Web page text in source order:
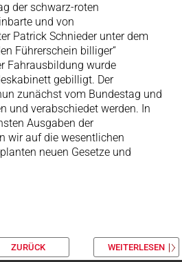
der schwarz-roten
und von
Patrick Schnieder unter dem
Führerschein billiger“
Fahrausbildung wurde
gebilligt. Der
zunächst vom Bundestag und
und verabschiedet werden. In
Ausgaben der
wir auf die wesentlichen
neuen Gesetze und
ZURÜCK WEITERLESEN